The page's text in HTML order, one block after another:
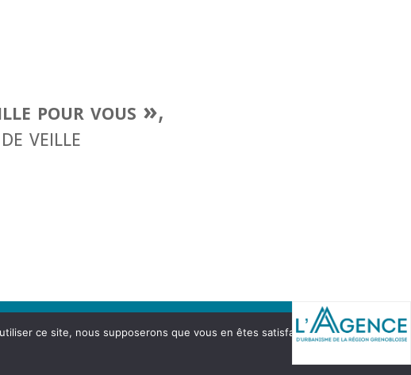
pour vous »,
veille
ce site, nous supposerons que vous en êtes satisfait.